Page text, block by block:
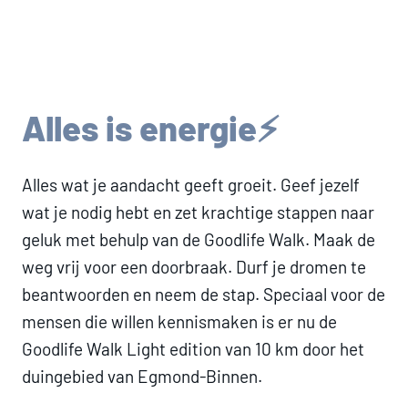
Alles is energie⚡️
Alles wat je aandacht geeft groeit. Geef jezelf
wat je nodig hebt en zet krachtige stappen naar
geluk met behulp van de Goodlife Walk. Maak de
weg vrij voor een doorbraak. Durf je dromen te
beantwoorden en neem de stap. Speciaal voor de
mensen die willen kennismaken is er nu de
Goodlife Walk Light edition van 10 km door het
duingebied van Egmond-Binnen.